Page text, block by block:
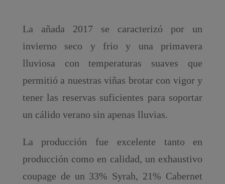
La añada 2017 se caracterizó por un
invierno seco y frio y una primavera
lluviosa con temperaturas suaves que
permitió a nuestras viñas brotar con vigor y
tener las reservas suficientes para soportar
un cálido verano sin apenas lluvias.
La producción fue excelente tanto en
producción como en calidad, un exhaustivo
coupage de un 33% Syrah, 21% Cabernet